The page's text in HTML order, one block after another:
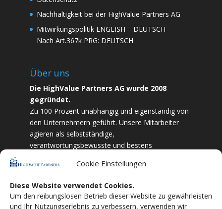
Cookie Einstellungen
Diese Website verwendet Cookies.
Um den reibungslosen Betrieb dieser Website zu gewährleisten
und Ihr Nutzungserlebnis zu verbessern, verwenden wir
Nachhaltigkeit bei der HighValue Partners AG
Mitwirkungspolitik ENGLISH – DEUTSCH
Nach Art.367k PRG: DEUTSCH
Über uns
Die HighValue Partners AG wurde 2008
gegründet.
Zu 100 Prozent unabhängig und eigenständig von
den Unternehmern geführt. Unsere Mitarbeiter
agieren als selbstständige,
verantwortungsbewusste und bestens
und Zielstrebigkeit sind wir bestrebt das
HighValue Partners ist Mitglied vom:VuVL –